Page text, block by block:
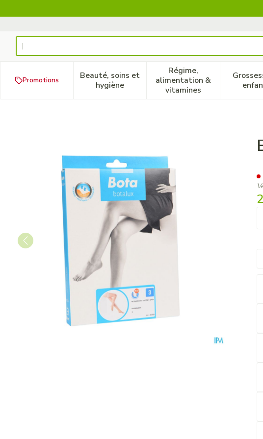
Rechercher
Promotions
Beauté, soins et
hygièneAfficher le sous-menu pour la catégorie
Régime,
alimentation &
vitamines
Afficher le sous-
Botalux 140 Stay-up Primavera